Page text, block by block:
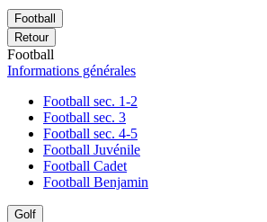
Football
Retour
Football
Informations générales
Football sec. 1-2
Football sec. 3
Football sec. 4-5
Football Juvénile
Football Cadet
Football Benjamin
Golf